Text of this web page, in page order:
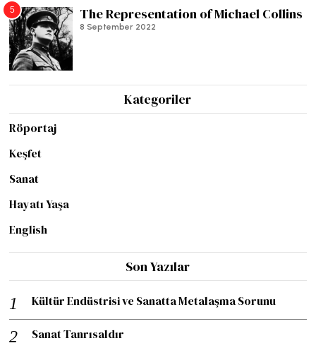
5 The Representation of Michael Collins
8 September 2022
Kategoriler
Röportaj
Keşfet
Sanat
Hayatı Yaşa
English
Son Yazılar
Kültür Endüstrisi ve Sanatta Metalaşma Sorunu
Sanat Tanrısaldır